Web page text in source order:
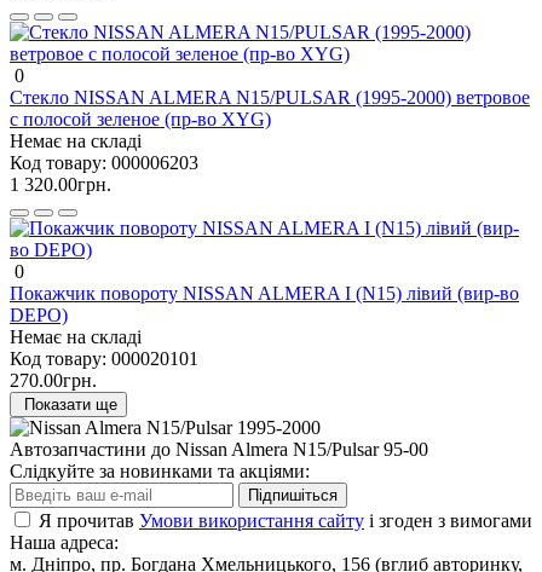
0
Стекло NISSAN ALMERA N15/PULSAR (1995-2000) ветровое
с полосой зеленое (пр-во XYG)
Немає на складі
Код товару: 000006203
1 320.00грн.
0
Покажчик повороту NISSAN ALMERA I (N15) лівий (вир-во
DEPO)
Немає на складі
Код товару: 000020101
270.00грн.
Показати ще
Автозапчастини до Nissan Almera N15/Pulsar 95-00
Слідкуйте за новинками та акціями:
Підпишіться
Я прочитав Умови використання сайту і згоден з вимогами
Наша адреса:
м. Дніпро, пр. Богдана Хмельницького, 156 (вглиб авторинку,